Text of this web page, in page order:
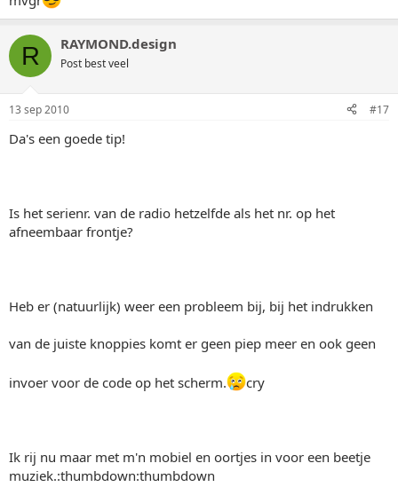
R RAYMOND.design
Post best veel
13 sep 2010 #17
Da's een goede tip!
Is het serienr. van de radio hetzelfde als het nr. op het
afneembaar frontje?
Heb er (natuurlijk) weer een probleem bij, bij het indrukken
van de juiste knoppies komt er geen piep meer en ook geen
invoer voor de code op het scherm. cry
Ik rij nu maar met m'n mobiel en oortjes in voor een beetje
muziek.:thumbdown:thumbdown